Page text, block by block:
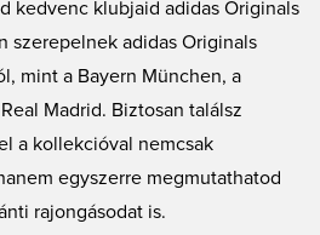
kedvenc klubjaid adidas Originals
szerepelnek adidas Originals
mint a Bayern München, a
Madrid. Biztosan találsz
a kollekcióval nemcsak
egyszerre megmutathatod
rajongásodat is.